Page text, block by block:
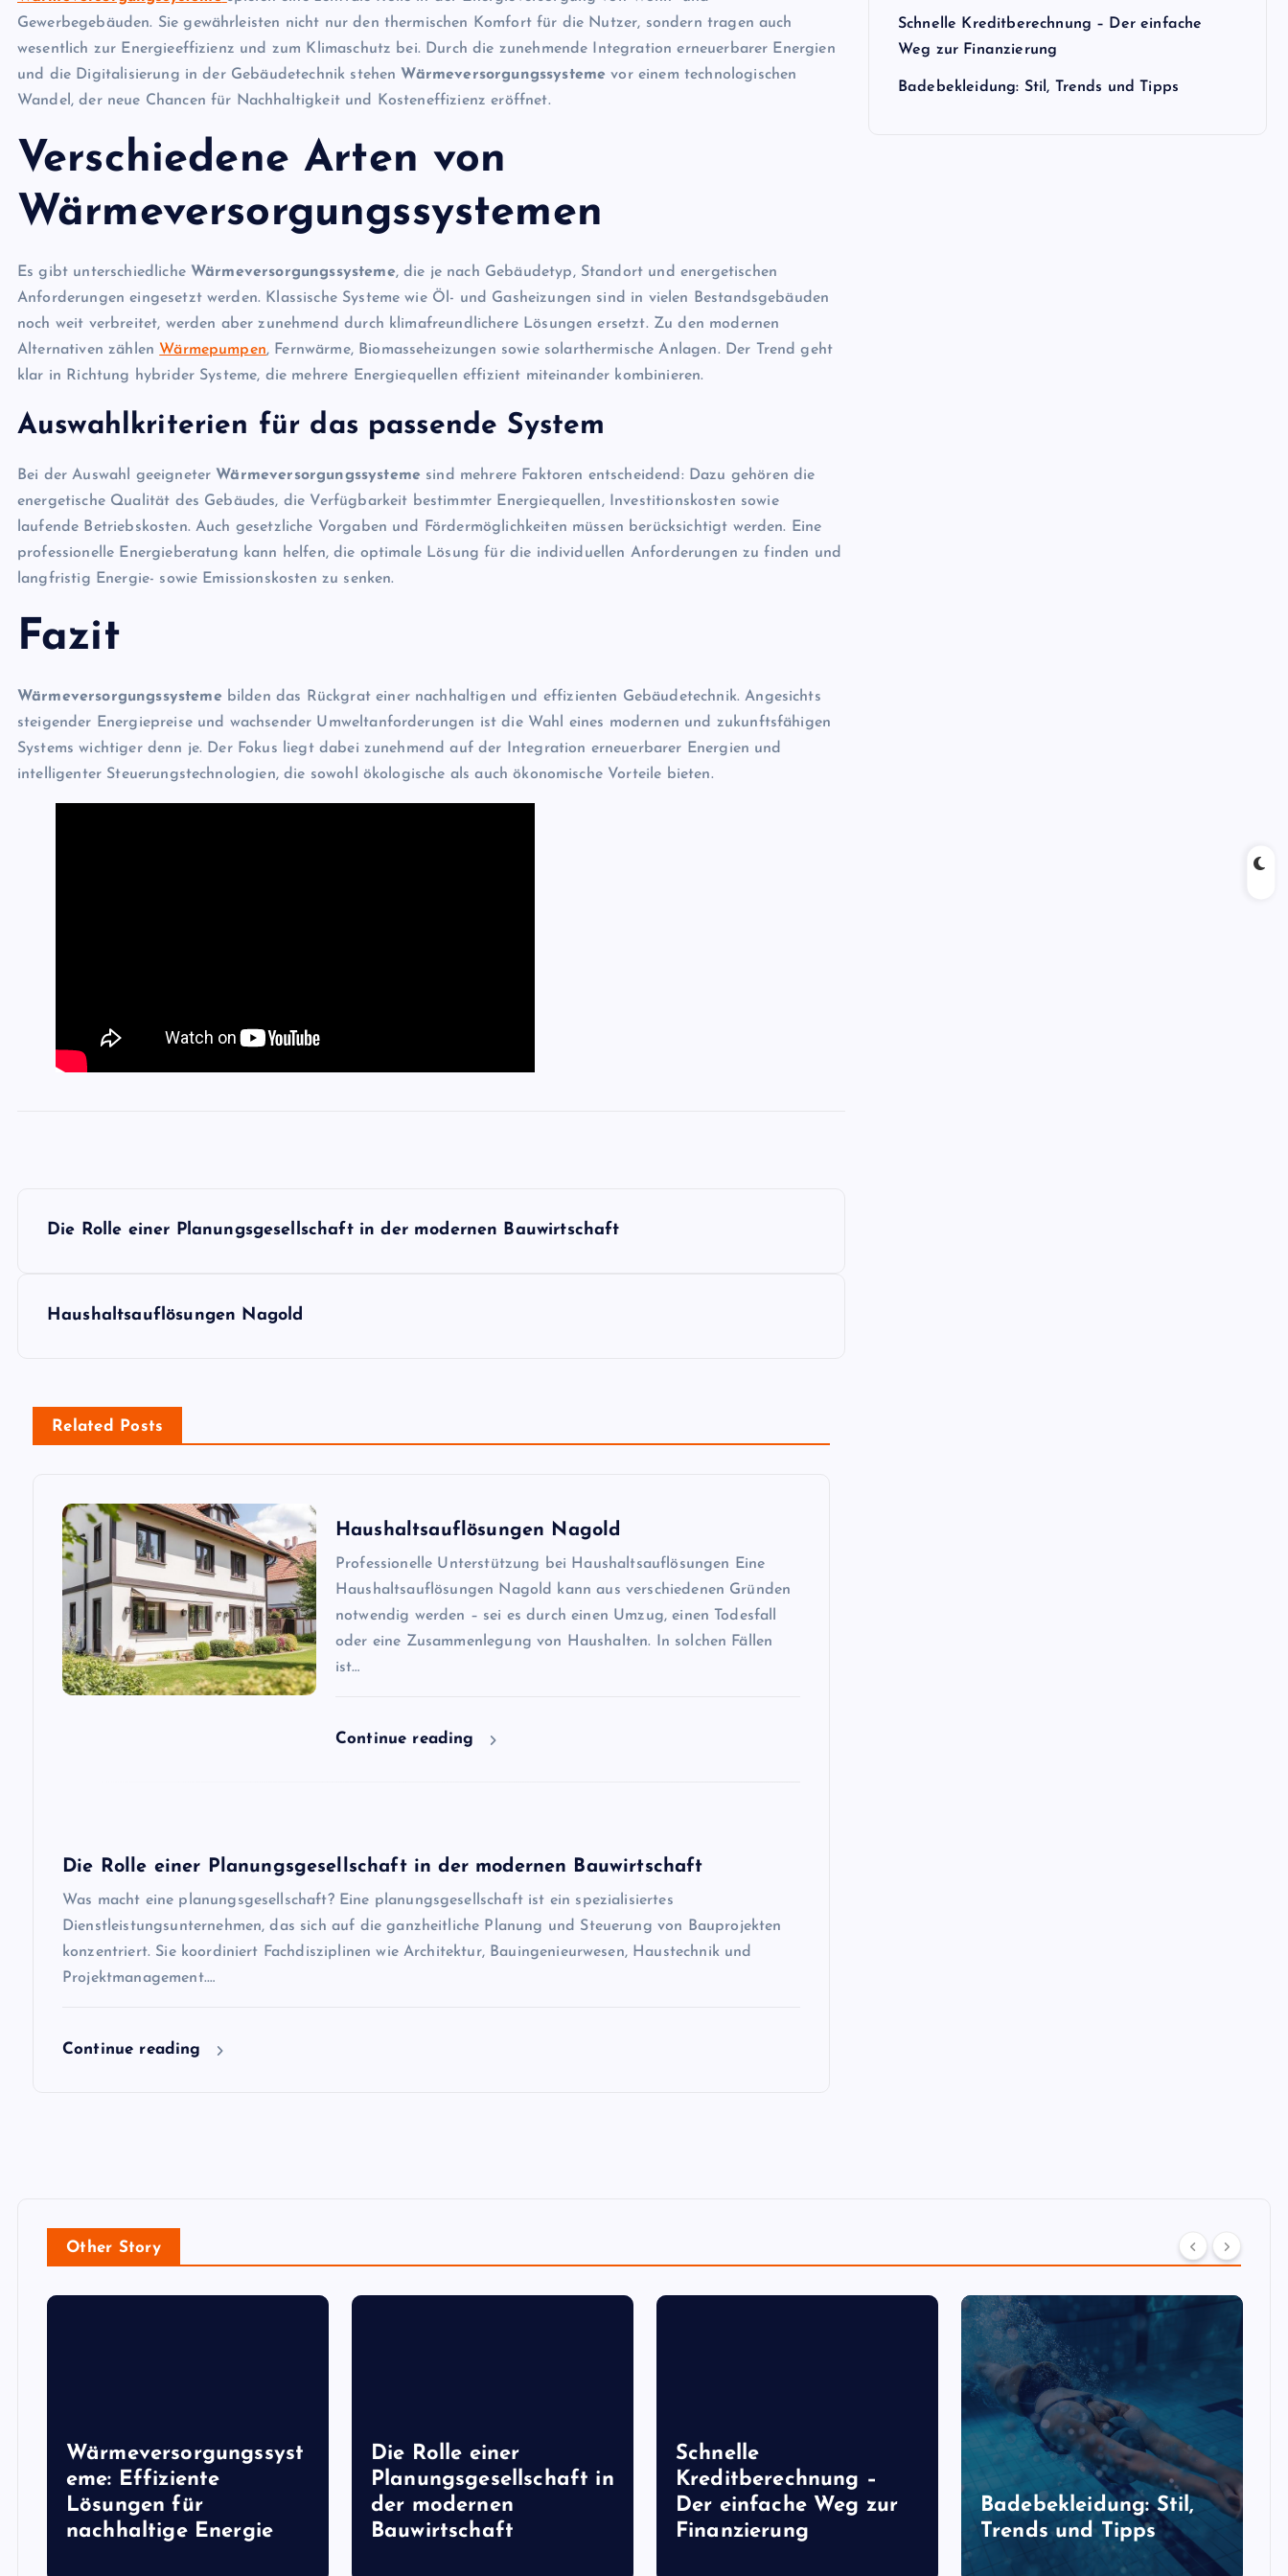
Gewerbegebäuden. Sie gewährleisten nicht nur den thermischen Komfort für die Nutzer, sondern tragen auch
wesentlich zur Energieeffizienz und zum Klimaschutz bei. Durch die zunehmende Integration erneuerbarer Energien
und die Digitalisierung in der Gebäudetechnik stehen Wärmeversorgungssysteme vor einem technologischen
Wandel, der neue Chancen für Nachhaltigkeit und Kosteneffizienz eröffnet.
Verschiedene Arten von
Wärmeversorgungssystemen
Es gibt unterschiedliche Wärmeversorgungssysteme, die je nach Gebäudetyp, Standort und energetischen
Anforderungen eingesetzt werden. Klassische Systeme wie Öl- und Gasheizungen sind in vielen Bestandsgebäuden
noch weit verbreitet, werden aber zunehmend durch klimafreundlichere Lösungen ersetzt. Zu den modernen
Alternativen zählen Wärmepumpen, Fernwärme, Biomasseheizungen sowie solarthermische Anlagen. Der Trend geht
klar in Richtung hybrider Systeme, die mehrere Energiequellen effizient miteinander kombinieren.
Auswahlkriterien für das passende System
Bei der Auswahl geeigneter Wärmeversorgungssysteme sind mehrere Faktoren entscheidend: Dazu gehören die
energetische Qualität des Gebäudes, die Verfügbarkeit bestimmter Energiequellen, Investitionskosten sowie
laufende Betriebskosten. Auch gesetzliche Vorgaben und Fördermöglichkeiten müssen berücksichtigt werden. Eine
professionelle Energieberatung kann helfen, die optimale Lösung für die individuellen Anforderungen zu finden und
langfristig Energie- sowie Emissionskosten zu senken.
Fazit
Wärmeversorgungssystemebilden das Rückgrat einer nachhaltigen und effizienten Gebäudetechnik. Angesichts
steigender Energiepreise und wachsender Umweltanforderungen ist die Wahl eines modernen und zukunftsfähigen
Systems wichtiger denn je. Der Fokus liegt dabei zunehmend auf der Integration erneuerbarer Energien und
intelligenter Steuerungstechnologien, die sowohl ökologische als auch ökonomische Vorteile bieten.
Die Rolle einer Planungsgesellschaft in der modernen Bauwirtschaft
Haushaltsauflösungen Nagold
Related Posts
Haushaltsauflösungen Nagold
Professionelle Unterstützung bei Haushaltsauflösungen Eine
Haushaltsauflösungen Nagold kann aus verschiedenen Gründen
notwendig werden – sei es durch einen Umzug, einen Todesfall
oder eine Zusammenlegung von Haushalten. In solchen Fällen
ist…
Continue reading
Die Rolle einer Planungsgesellschaft in der modernen Bauwirtschaft
Was macht eine planungsgesellschaft? Eine planungsgesellschaft ist ein spezialisiertes
Dienstleistungsunternehmen, das sich auf die ganzheitliche Planung und Steuerung von Bauprojekten
konzentriert. Sie koordiniert Fachdisziplinen wie Architektur, Bauingenieurwesen, Haustechnik und
Projektmanagement.…
Continue reading
Schnelle Kreditberechnung – Der einfache
Weg zur Finanzierung
Badebekleidung: Stil, Trends und Tipps
Other Story
Wärmeversorgungssyst
eme: Effiziente
Lösungen für
nachhaltige Energie
Die Rolle einer
Planungsgesellschaft in
der modernen
Bauwirtschaft
Schnelle
Kreditberechnung –
Der einfache Weg zur
Finanzierung
Badebekleidung: Stil,
Trends und Tipps